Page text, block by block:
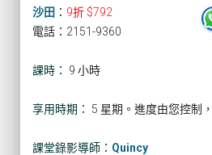
沙田 ： 9折 $792
電話：2151-9360
課時： 9 小時
享用時期： 5 星期。進度由您控制
課堂錄影導師： Quincy